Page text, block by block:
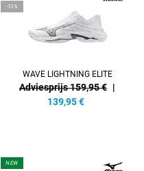
-13%
WAVE LIGHTNING ELITE
Adviesprijs 159,95 € |
139,95 €
NEW